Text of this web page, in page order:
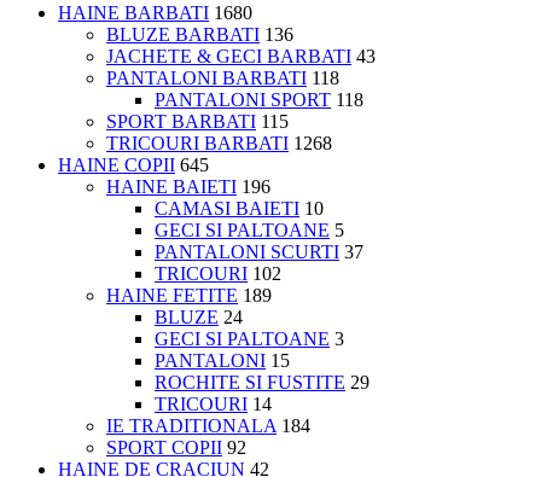
HAINE BARBATI 1680
BLUZE BARBATI 136
JACHETE & GECI BARBATI 43
PANTALONI BARBATI 118
PANTALONI SPORT 118
SPORT BARBATI 115
TRICOURI BARBATI 1268
HAINE COPII 645
HAINE BAIETI 196
CAMASI BAIETI 10
GECI SI PALTOANE 5
PANTALONI SCURTI 37
TRICOURI 102
HAINE FETITE 189
BLUZE 24
GECI SI PALTOANE 3
PANTALONI 15
ROCHITE SI FUSTITE 29
TRICOURI 14
IE TRADITIONALA 184
SPORT COPII 92
HAINE DE CRACIUN 42